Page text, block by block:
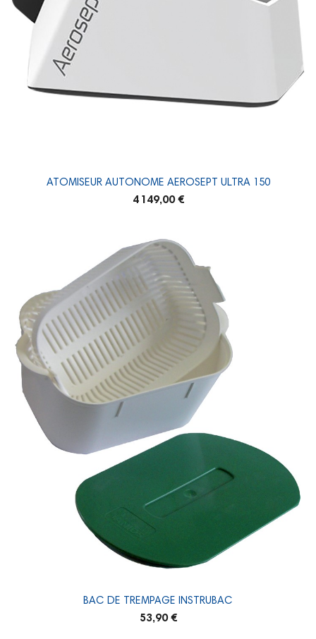
ATOMISEUR AUTONOME AEROSEPT ULTRA 150
4 149,00 €
BAC DE TREMPAGE INSTRUBAC
53,90 €